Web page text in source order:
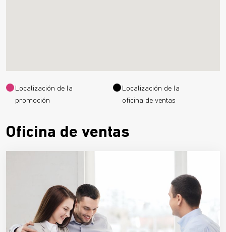
Localización de la
promoción
Localización de la
oficina de ventas
Oficina de ventas